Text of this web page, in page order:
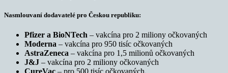
Nasmlouvaní dodavatelé pro Českou republiku:
Pfizer a BioNTech – vakcína pro 2 miliony očkovaných
Moderna – vakcína pro 950 tisíc očkovaných
AstraZeneca – vakcína pro 1,5 milionů očkovaných
J&J – vakcína pro 2 miliony očkovaných
CureVac – pro 500 tisíc očkovaných.